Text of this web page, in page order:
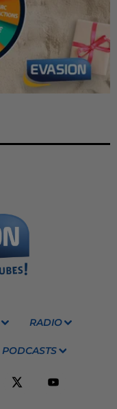
RADIO
PODCASTS